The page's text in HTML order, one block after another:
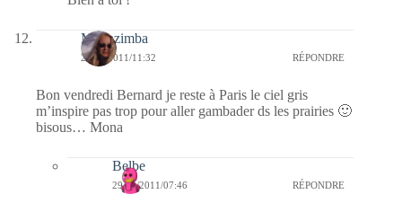
Monazimba
28/01/2011/11:32 RÉPONDRE
Bon vendredi Bernard je reste à Paris le ciel gris
m’inspire pas trop pour aller gambader ds les prairies 🙂
bisous… Mona
Belbe
29/01/2011/07:46 RÉPONDRE